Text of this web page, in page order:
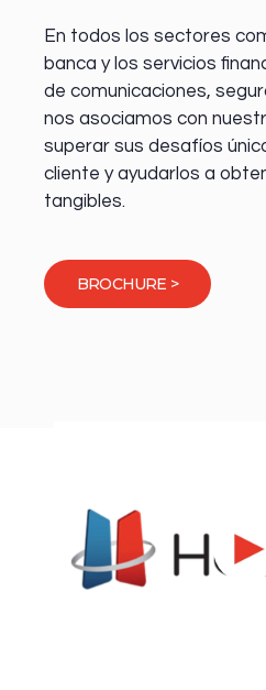
En todos los sectores
banca y los servicios
de comunicaciones,
nos asociamos con
superar sus desafíos
cliente y ayudarlos a
tangibles.
BROCHURE >